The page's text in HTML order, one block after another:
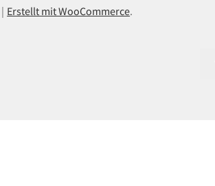
Erstellt mit WooCommerce.